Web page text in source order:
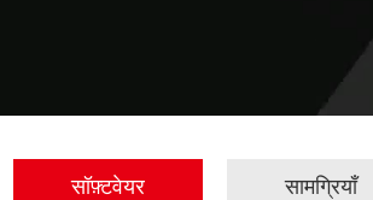
सॉफ़्टवेयर सामग्रियाँ